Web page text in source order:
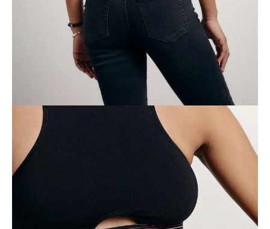
ПОЛУЧИТЬ ПО EMAIL
darmowa od 99 zł
czas dostawy: 1-2 dni robocze
Paczkomaty InPost 24/7,darmowa od 50 zł
czas dostawy: 1-2 dni robocze
w sklepie Conte (Łodz)
pn.- czw. 8:00 - 16:00, pt. 8:00 - 14:00
Opis produktu
O produkcie
Bustier wykonany z bawełny premium NEW CUT LBE 1496 w
sportowym stylu zapewni Ci maksymalną swobodę, wygodę i pewność
siebie.
bawełna premium jest miękka, wygodna i